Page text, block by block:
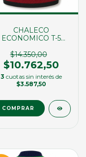
CHALECO
ECONOMICO T-5
$14.350,00
$10.762,50
3 cuotas sin interés de
$3.587,50
COMPRAR